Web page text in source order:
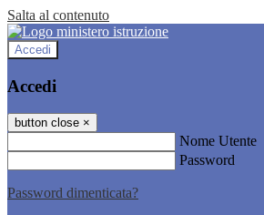
Salta al contenuto
Accedi
Accedi
button close ×
Nome Utente
Password
Password dimenticata?